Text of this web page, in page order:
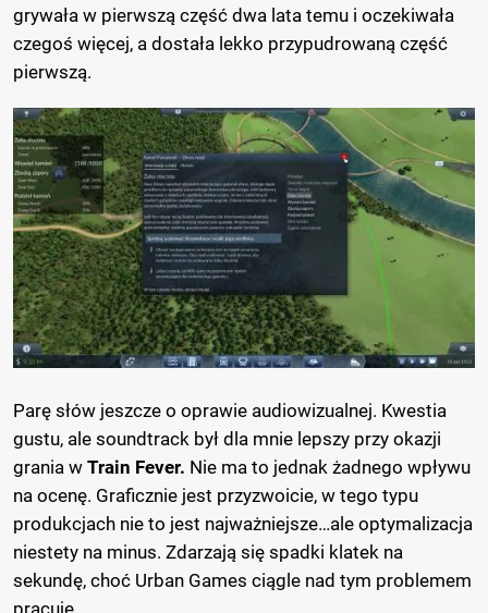
grywała w pierwszą część dwa lata temu i oczekiwała
czegoś więcej, a dostała lekko przypudrowaną część
pierwszą.
Parę słów jeszcze o oprawie audiowizualnej. Kwestia
gustu, ale soundtrack był dla mnie lepszy przy okazji
grania w Train Fever. Nie ma to jednak żadnego wpływu
na ocenę. Graficznie jest przyzwoicie, w tego typu
produkcjach nie to jest najważniejsze…ale optymalizacja
niestety na minus. Zdarzają się spadki klatek na
sekundę, choć Urban Games ciągle nad tym problemem
pracuje.